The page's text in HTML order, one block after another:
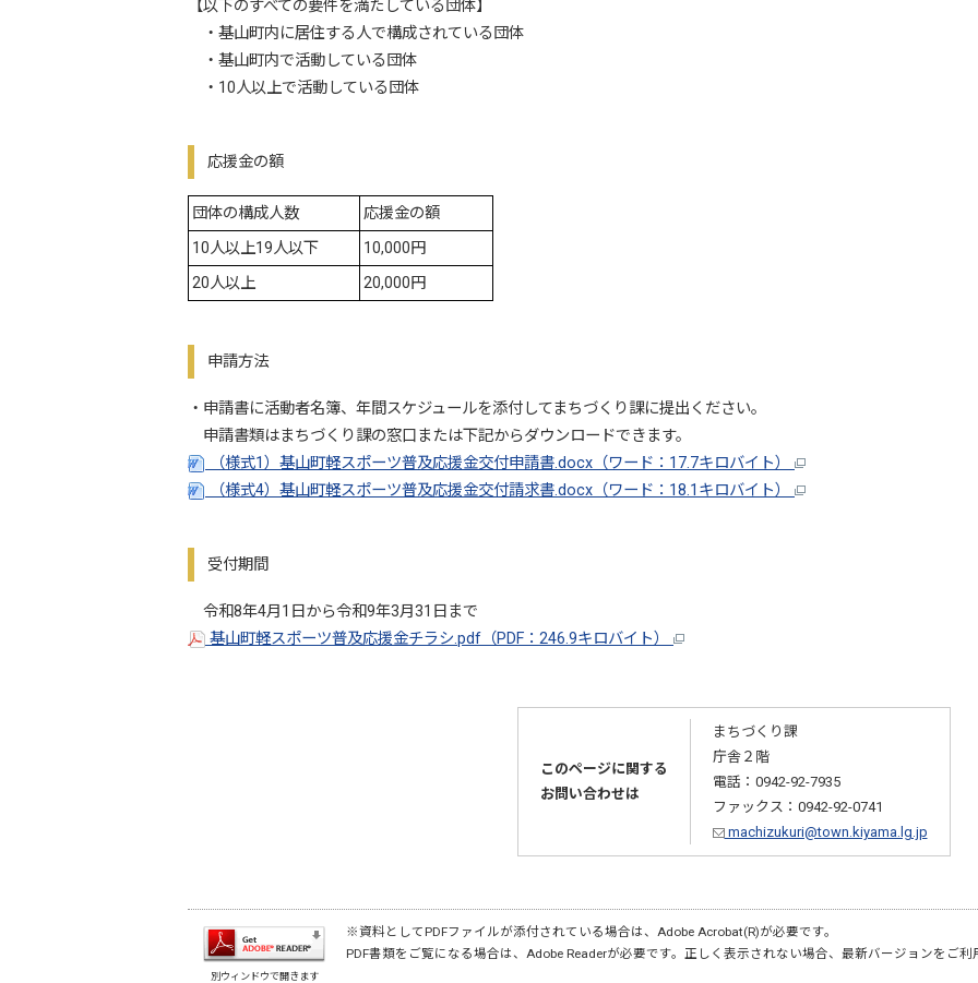
【以下のすべての要件を満たしている団体】
・基山町内に居住する人で構成されている団体
・基山町内で活動している団体
・10人以上で活動している団体
応援金の額
団体の構成人数
応援金の額
10人以上19人以下
10,000円
20人以上
20,000円
申請方法
・申請書に活動者名簿、年間スケジュールを添付してまちづくり課に提出ください。
申請書類はまちづくり課の窓口または下記からダウンロードできます。
（様式1）基山町軽スポーツ普及応援金交付申請書.docx（ワード：17.7キロバイト）
（様式4）基山町軽スポーツ普及応援金交付請求書.docx（ワード：18.1キロバイト）
受付期間
令和8年4月1日から令和9年3月31日まで
基山町軽スポーツ普及応援金チラシ.pdf（PDF：246.9キロバイト）
このページに関する
お問い合わせは
まちづくり課
庁舎２階
電話：0942-92-7935
ファックス：0942-92-0741
machizukuri@town.kiyama.lg.jp
別ウィンドウで開きます
※資料としてPDFファイルが添付されている場合は、Adobe Acrobat(R)が必要です。
PDF書類をご覧になる場合は、Adobe Readerが必要です。正しく表示されない場合、最新バージョンをご利